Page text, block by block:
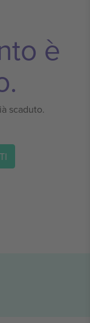
è
scaduto.